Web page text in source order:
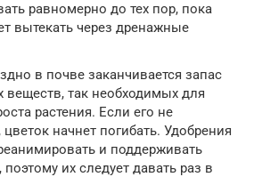
равномерно до тех пор, пока
вытекать через дренажные
в почве заканчивается запас
веществ, так необходимых для
растения. Если его не
начнет погибать. Удобрения
и поддерживать
поэтому их следует давать раз в